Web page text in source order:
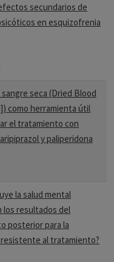
secundarios de
en esquizofrenia
sangre seca (Dried Blood
como herramienta útil
el tratamiento con
y paliperidona
la salud mental
los resultados del
posterior para la
al tratamiento?